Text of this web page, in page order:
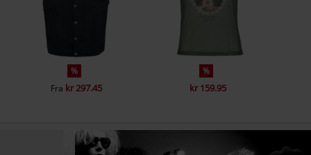
%
Fra kr 297.45
%
kr 159.95